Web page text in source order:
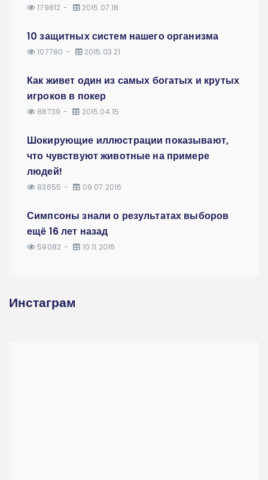
179812 2015.07.18
10 защитных систем нашего организма
107780 2015.03.21
Как живет один из самых богатых и крутых
игроков в покер
88739 2015.04.15
Шокирующие иллюстрации показывают,
что чувствуют животные на примере
людей!
83655 09.07.2016
Симпсоны знали о результатах выборов
ещё 16 лет назад
59082 10.11.2016
Инстаграм